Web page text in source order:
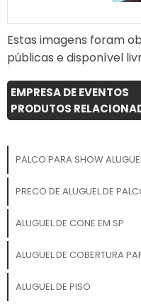
e
ao
Estas imagens foram
públicas e disponível
EMPRESA DE EVENTOS
PRODUTOS
PALCO PARA SHOW
PRECO DE ALUGUEL DE
ALUGUEL DE CONE EM SP
ALUGUEL DE COBERTURA
ALUGUEL DE PISO